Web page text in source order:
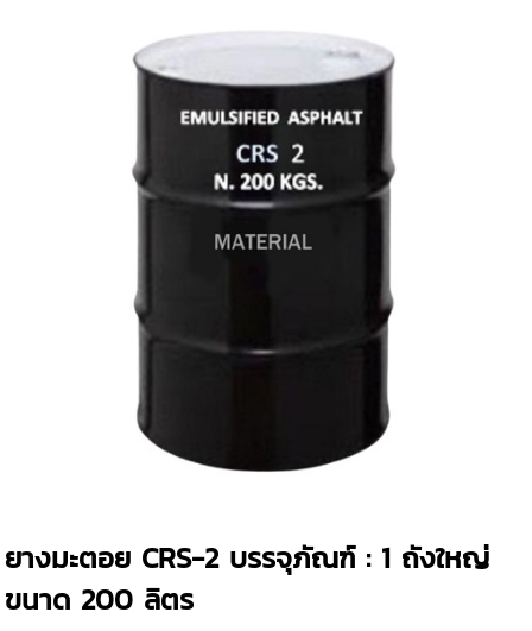
ยางมะตอย CRS-2 บรรจุภัณฑ์ : 1 ถังใหญ่
ขนาด 200 ลิตร